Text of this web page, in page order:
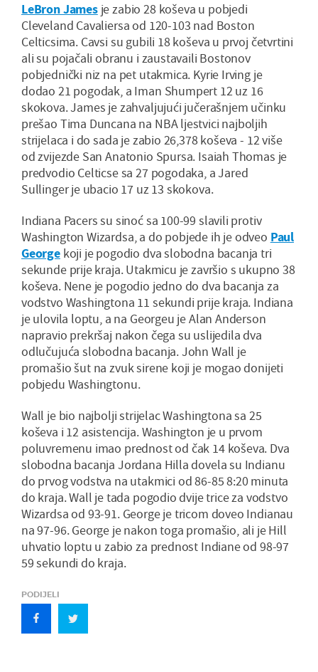
LeBron Jamesje zabio 28 koševa u pobjedi
Cleveland Cavaliersa od 120-103 nad Boston
Celticsima. Cavsi su gubili 18 koševa u prvoj četvrtini
ali su pojačali obranu i zaustavaili Bostonov
pobjednički niz na pet utakmica. Kyrie Irving je
dodao 21 pogodak, a Iman Shumpert 12 uz 16
skokova. James je zahvaljujući jučerašnjem učinku
prešao Tima Duncana na NBA ljestvici najboljih
strijelaca i do sada je zabio 26,378 koševa - 12 više
od zvijezde San Anatonio Spursa. Isaiah Thomas je
predvodio Celticse sa 27 pogodaka, a Jared
Sullinger je ubacio 17 uz 13 skokova.
Indiana Pacers su sinoć sa 100-99 slavili protiv
Washington Wizardsa, a do pobjede ih je odveo Paul
Georgekoji je pogodio dva slobodna bacanja tri
sekunde prije kraja. Utakmicu je završio s ukupno 38
koševa. Nene je pogodio jedno do dva bacanja za
vodstvo Washingtona 11 sekundi prije kraja. Indiana
je ulovila loptu, a na Georgeu je Alan Anderson
napravio prekršaj nakon čega su uslijedila dva
odlučujuća slobodna bacanja. John Wall je
promašio šut na zvuk sirene koji je mogao donijeti
pobjedu Washingtonu.
Wall je bio najbolji strijelac Washingtona sa 25
koševa i 12 asistencija. Washington je u prvom
poluvremenu imao prednost od čak 14 koševa. Dva
slobodna bacanja Jordana Hilla dovela su Indianu
do prvog vodstva na utakmici od 86-85 8:20 minuta
do kraja. Wall je tada pogodio dvije trice za vodstvo
Wizardsa od 93-91. George je tricom doveo Indianau
na 97-96. George je nakon toga promašio, ali je Hill
uhvatio loptu u zabio za prednost Indiane od 98-97
59 sekundi do kraja.
PODIJELI